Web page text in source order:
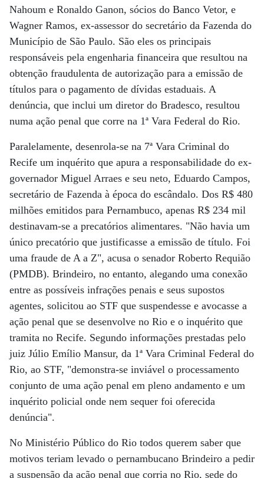
Nahoum e Ronaldo Ganon, sócios do Banco Vetor, e
Wagner Ramos, ex-assessor do secretário da Fazenda do
Município de São Paulo. São eles os principais
responsáveis pela engenharia financeira que resultou na
obtenção fraudulenta de autorização para a emissão de
títulos para o pagamento de dívidas estaduais. A
denúncia, que inclui um diretor do Bradesco, resultou
numa ação penal que corre na 1ª Vara Federal do Rio.
Paralelamente, desenrola-se na 7ª Vara Criminal do
Recife um inquérito que apura a responsabilidade do ex-
governador Miguel Arraes e seu neto, Eduardo Campos,
secretário de Fazenda à época do escândalo. Dos R$ 480
milhões emitidos para Pernambuco, apenas R$ 234 mil
destinavam-se a precatórios alimentares. "Não havia um
único precatório que justificasse a emissão de título. Foi
uma fraude de A a Z", acusa o senador Roberto Requião
(PMDB). Brindeiro, no entanto, alegando uma conexão
entre as possíveis infrações penais e seus supostos
agentes, solicitou ao STF que suspendesse e avocasse a
ação penal que se desenvolve no Rio e o inquérito que
tramita no Recife. Segundo informações prestadas pelo
juiz Júlio Emílio Mansur, da 1ª Vara Criminal Federal do
Rio, ao STF, "demonstra-se inviável o processamento
conjunto de uma ação penal em pleno andamento e um
inquérito policial onde nem sequer foi oferecida
denúncia".
No Ministério Público do Rio todos querem saber que
motivos teriam levado o pernambucano Brindeiro a pedir
a suspensão da ação penal que corria no Rio, sede do